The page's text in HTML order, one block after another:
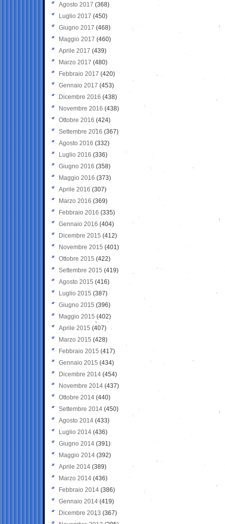
Agosto 2017 (368)
Luglio 2017 (450)
Giugno 2017 (468)
Maggio 2017 (460)
Aprile 2017 (439)
Marzo 2017 (480)
Febbraio 2017 (420)
Gennaio 2017 (453)
Dicembre 2016 (438)
Novembre 2016 (438)
Ottobre 2016 (424)
Settembre 2016 (367)
Agosto 2016 (332)
Luglio 2016 (336)
Giugno 2016 (358)
Maggio 2016 (373)
Aprile 2016 (307)
Marzo 2016 (369)
Febbraio 2016 (335)
Gennaio 2016 (404)
Dicembre 2015 (412)
Novembre 2015 (401)
Ottobre 2015 (422)
Settembre 2015 (419)
Agosto 2015 (416)
Luglio 2015 (387)
Giugno 2015 (396)
Maggio 2015 (402)
Aprile 2015 (407)
Marzo 2015 (428)
Febbraio 2015 (417)
Gennaio 2015 (434)
Dicembre 2014 (454)
Novembre 2014 (437)
Ottobre 2014 (440)
Settembre 2014 (450)
Agosto 2014 (433)
Luglio 2014 (436)
Giugno 2014 (391)
Maggio 2014 (392)
Aprile 2014 (389)
Marzo 2014 (436)
Febbraio 2014 (386)
Gennaio 2014 (419)
Dicembre 2013 (367)